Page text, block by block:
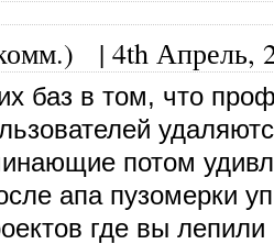
| 4th Апрель,
баз в том, что
потом
апа пузомерки
где вы лепили